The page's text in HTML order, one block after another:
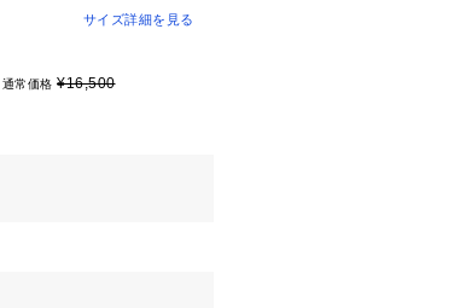
サイズ詳細を見る
通常価格 ¥16,500